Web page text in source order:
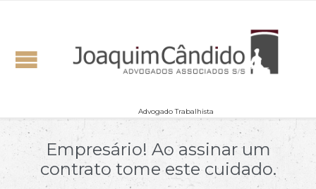
Advogado Trabalhista
Empresário! Ao assinar um
contrato tome este cuidado.